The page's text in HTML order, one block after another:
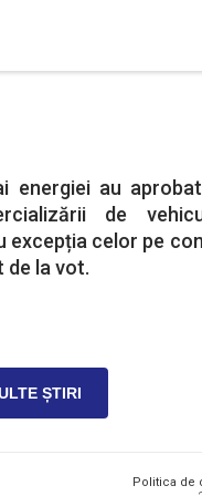
energiei au
de
excepția celor pe
de la vot.
ȘTIRI
Politica de